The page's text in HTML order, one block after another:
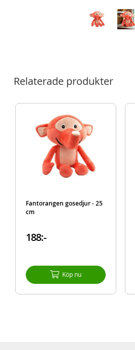
Relaterade produkter
Fantorangen gosedjur - 25
cm
188:-
Köp nu